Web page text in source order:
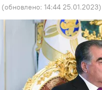
(обновлено: 14:44 25.01.2023)